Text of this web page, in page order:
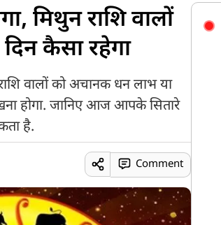
मिथुन राशि वालों
कैसा रहेगा
वालों को अचानक धन लाभ या
होगा. जानिए आज आपके सितारे
है.
Comment